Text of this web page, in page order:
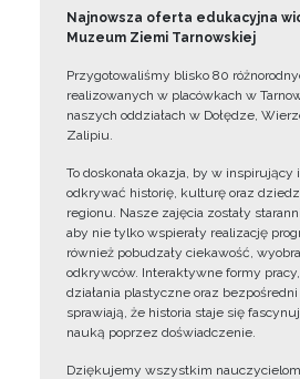
Najnowsza oferta edukacyjna
Muzeum Ziemi Tarnowskiej
Przygotowaliśmy blisko 80
realizowanych w placówkach w
naszych oddziałach w Dołędze,
Zalipiu.
To doskonała okazja, by w inspirujący
odkrywać historię, kulturę oraz
regionu. Nasze zajęcia zostały
aby nie tylko wspierały realizację
również pobudzały ciekawość,
odkrywców. Interaktywne formy
działania plastyczne oraz
sprawiają, że historia staje się
nauką poprzez doświadczenie.
Dziękujemy wszystkim